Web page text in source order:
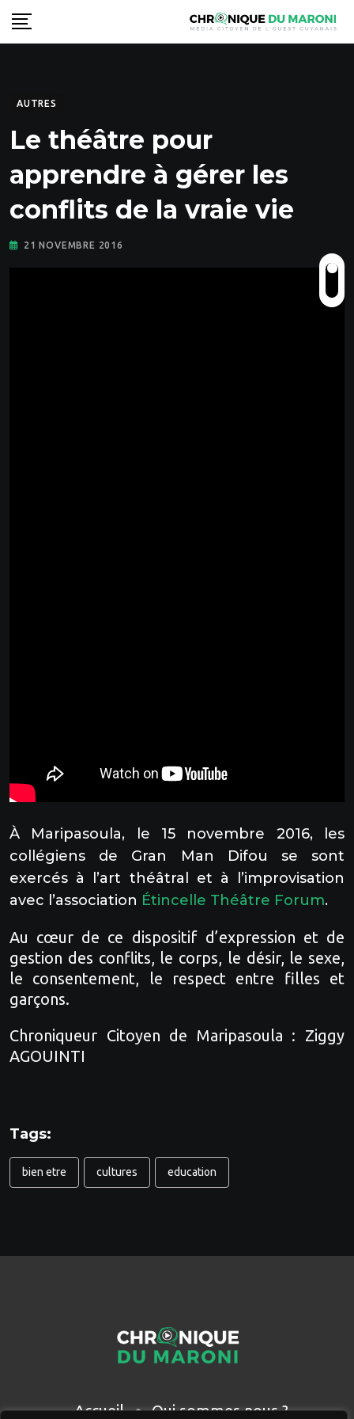
Skip
to
AUTRES
Le théâtre pour
apprendre à gérer les
conflits de la vraie vie
21 NOVEMBRE 2016
À Maripasoula, le 15 novembre 2016, les
collégiens de Gran Man Difou se sont
exercés à l’art théâtral et à l’improvisation
avec l’association Étincelle Théâtre Forum.
Au cœur de ce dispositif d’expression et de
gestion des conflits, le corps, le désir, le sexe,
le consentement, le respect entre filles et
garçons.
Chroniqueur Citoyen de Maripasoula : Ziggy
AGOUINTI
Tags:
bien etre cultures education
Accueil Qui sommes nous ?